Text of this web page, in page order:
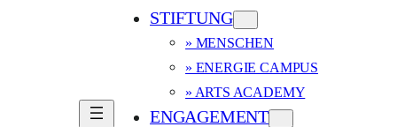
STIFTUNG
» MENSCHEN
» ENERGIE CAMPUS
» ARTS ACADEMY
ENGAGEMENT